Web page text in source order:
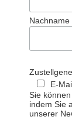
Nachname
E-
Sie
indem Sie
unserer